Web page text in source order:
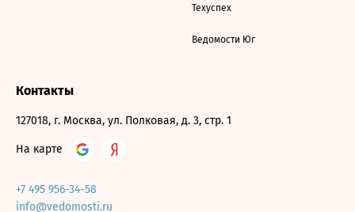
Техуспех
Ведомости Юг
Контакты
127018, г. Москва, ул. Полковая, д. 3, стр. 1
На карте
+7 495 956-34-58
info@vedomosti.ru